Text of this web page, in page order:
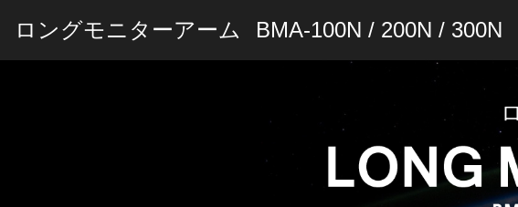
ロングモニターアーム BMA-100N / 200N / 300N